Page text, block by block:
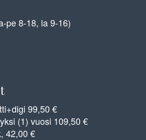
pe 8-18, la 9-16)
99,50 €
(1) vuosi 109,50 €
42,00 €